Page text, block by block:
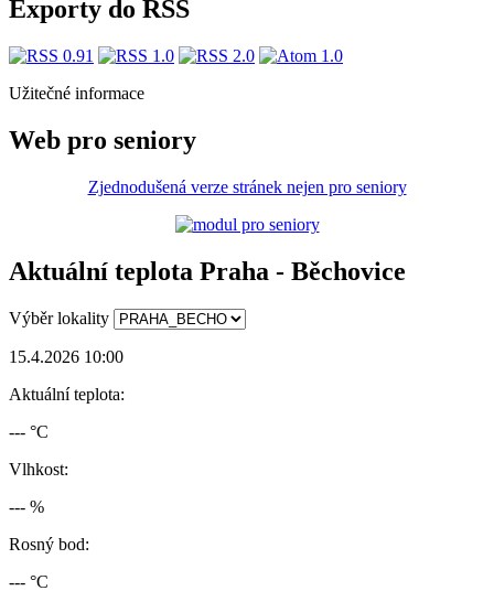
Exporty do RSS
Užitečné informace
Web pro seniory
Zjednodušená verze stránek nejen pro seniory
Aktuální teplota Praha - Běchovice
Výběr lokality
15.4.2026 10:00
Aktuální teplota:
--- °C
Vlhkost:
--- %
Rosný bod:
--- °C